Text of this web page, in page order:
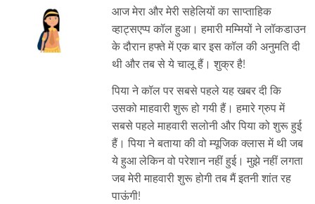
आज मेरा और मेरी सहेलियों का साप्ताहिक
व्हाट्सएप्प कॉल हुआ। हमारी मम्मियों ने लॉकडाउन
के दौरान हफ्ते में एक बार इस कॉल की अनुमति दी
थी और तब से ये चालू हैं। शुक्र है!
पिया ने कॉल पर सबसे पहले यह खबर दी कि
उसको माहवारी शुरू हो गयी हैं। हमारे ग्रुप में
सबसे पहले माहवारी सलोनी और पिया को शुरू हुई
हैं। पिया ने बताया की वो म्यूजिक क्लास में थी जब
ये हुआ लेकिन वो परेशान नहीं हुई। मुझे नहीं लगता
जब मेरी माहवारी शुरू होगी तब मैं इतनी शांत रह
पाऊंगी!